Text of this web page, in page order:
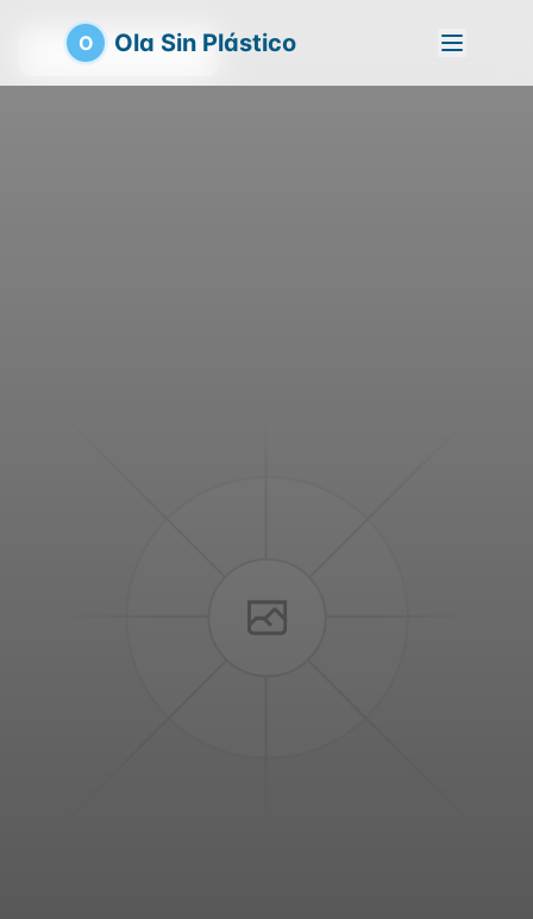
O Ola Sin Plástico
Volver a la playa